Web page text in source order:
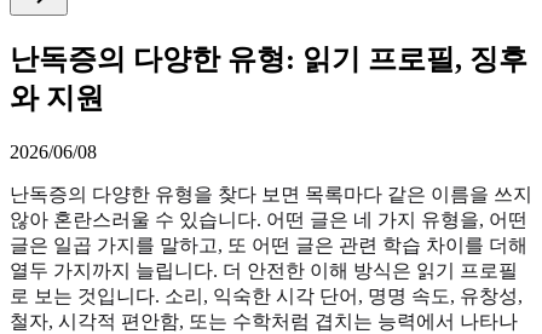
난독증의 다양한 유형: 읽기 프로필, 징후
와 지원
2026/06/08
난독증의 다양한 유형을 찾다 보면 목록마다 같은 이름을 쓰지
않아 혼란스러울 수 있습니다. 어떤 글은 네 가지 유형을, 어떤
글은 일곱 가지를 말하고, 또 어떤 글은 관련 학습 차이를 더해
열두 가지까지 늘립니다. 더 안전한 이해 방식은 읽기 프로필
로 보는 것입니다. 소리, 익숙한 시각 단어, 명명 속도, 유창성,
철자, 시각적 편안함, 또는 수학처럼 겹치는 능력에서 나타나